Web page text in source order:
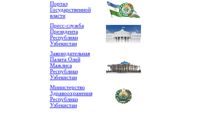
Портал
Государственной
власти
Пресс-служба
Президента
Республики
Узбекистан
Законодательная
Палата Олий
Мажлиса
Республики
Узбекистан
Министерство
Здравоохранения
Республики
Узбекистан